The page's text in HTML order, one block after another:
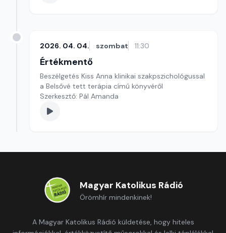
2026. 04. 04. szombat 11:30
Értékmentő
Beszélgetés Kiss Anna klinikai szakpszichológussal
a Belsővé tett terápia című könyvéről
Szerkesztő: Pál Amanda
Magyar Katolikus Rádió
Örömhír mindenkinek!
A Magyar Katolikus Rádió küldetése, hogy hiteles